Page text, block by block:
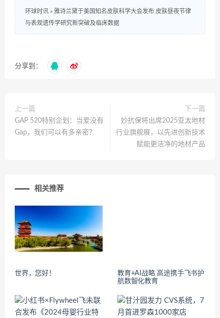
环球时讯 » 雅诗兰黛于美国知名皮肤科学大会发布 皮肤昼夜节律
与表观遗传学研究新突破及临床数据
分享到：
上一篇
GAP 520特别企划：当爱没有
Gap，我们可以有多亲密？
下一篇
妙抗保将出席2025亚太地材
行业旗舰展，以先进创新技术
赋能更洁净的地材产品
相关推荐
世界，您好！
教育+AI战略 高途携手飞书护
航数智化教育